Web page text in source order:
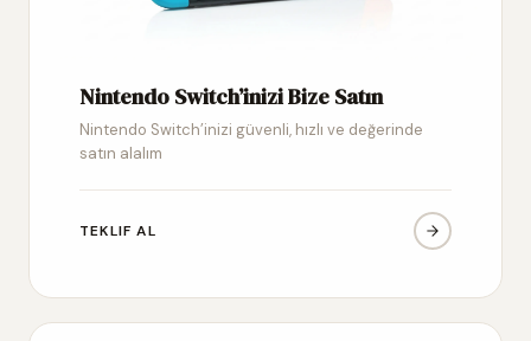
Nintendo Switch’inizi Bize Satın
Nintendo Switch’inizi güvenli, hızlı ve değerinde
satın alalım
TEKLIF AL